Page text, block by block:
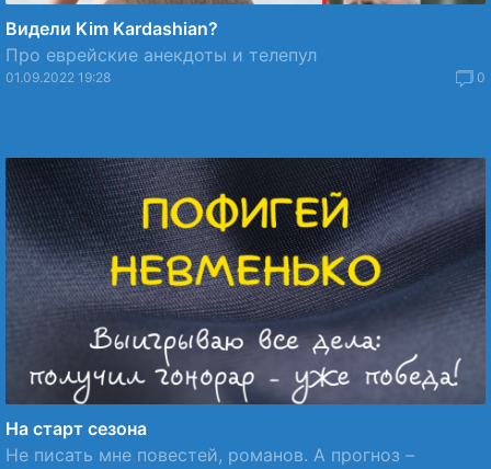
Видели Kim Kardashian?
Про еврейские анекдоты и телепул
01.09.2022 19:28 0
На старт сезона
Не писать мне повестей, романов. А прогноз –